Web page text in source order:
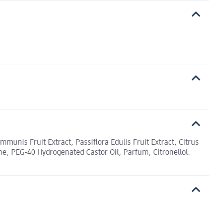
Fruit Extract, Passiflora Edulis Fruit Extract, Citrus
PEG-40 Hydrogenated Castor Oil, Parfum, Citronellol.